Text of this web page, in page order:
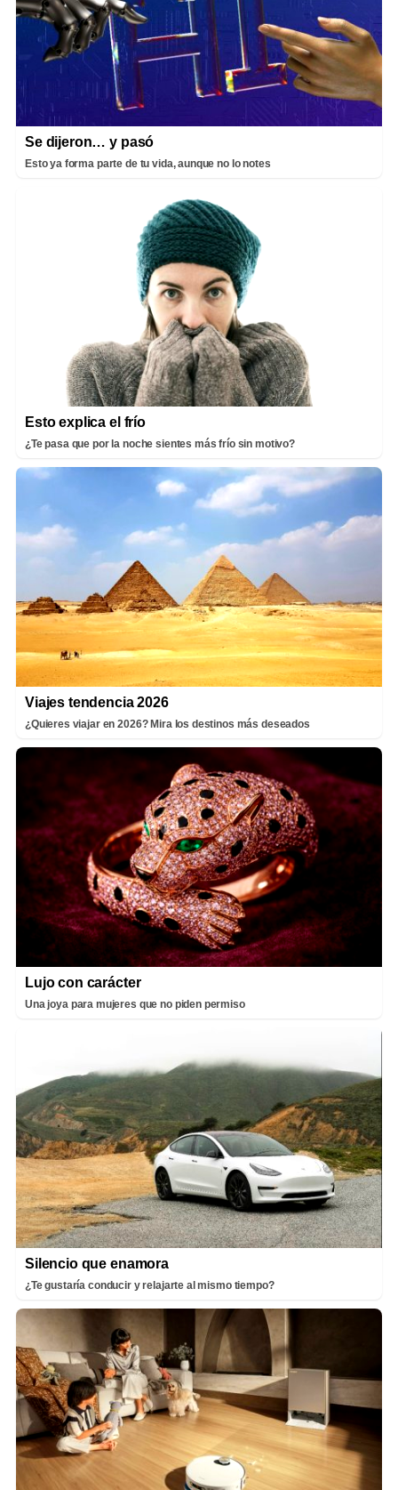
Se dijeron… y pasó
Esto ya forma parte de tu vida, aunque no lo notes
Esto explica el frío
¿Te pasa que por la noche sientes más frío sin motivo?
Viajes tendencia 2026
¿Quieres viajar en 2026? Mira los destinos más deseados
Lujo con carácter
Una joya para mujeres que no piden permiso
Silencio que enamora
¿Te gustaría conducir y relajarte al mismo tiempo?